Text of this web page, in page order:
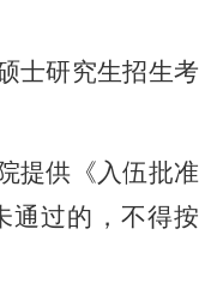
士研究生招生考
提供《入伍批准
通过的，不得按